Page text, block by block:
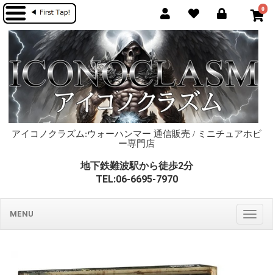
0
アイコノクラズム:ウォーハンマー 通信販売 / ミニチュアホビ
ー専門店
地下鉄難波駅から徒歩2分
TEL:06-6695-7970
MENU